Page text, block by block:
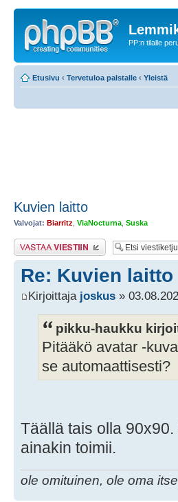
PP:n tilalle
Etusivu ‹ Tervetuloa palstalle ‹ Yleistä
Kuvien laitto
Valvojat: Biarritz ViaNocturna Suska
Lähetä vastaus
Re: Kuvien laitto
Kirjoittaja joskus »
pikku-haukku
Pitääkö avatar -
se automaattisesti?
Täällä tais olla
ainakin toimii.
ole omituinen, ole oma